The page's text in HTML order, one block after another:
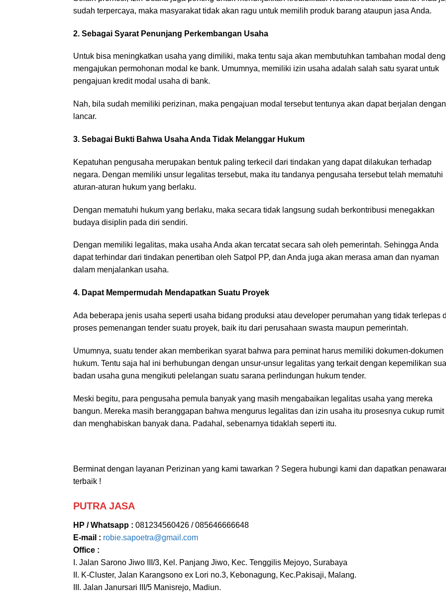
sudah terpercaya, maka masyarakat tidak akan ragu untuk memilih produk barang ataupun jasa Anda.
2. Sebagai Syarat Penunjang Perkembangan Usaha
Untuk bisa meningkatkan usaha yang dimiliki, maka tentu saja akan membutuhkan tambahan modal
mengajukan permohonan modal ke bank. Umumnya, memiliki izin usaha adalah salah satu syarat untuk
pengajuan kredit modal usaha di bank.
Nah, bila sudah memiliki perizinan, maka pengajuan modal tersebut tentunya akan dapat berjalan dengan
lancar.
3. Sebagai Bukti Bahwa Usaha Anda Tidak Melanggar Hukum
Kepatuhan pengusaha merupakan bentuk paling terkecil dari tindakan yang dapat dilakukan terhadap
negara. Dengan memiliki unsur legalitas tersebut, maka itu tandanya pengusaha tersebut telah mematuhi
aturan-aturan hukum yang berlaku.
Dengan mematuhi hukum yang berlaku, maka secara tidak langsung sudah berkontribusi menegakkan
budaya disiplin pada diri sendiri.
Dengan memiliki legalitas, maka usaha Anda akan tercatat secara sah oleh pemerintah. Sehingga Anda
dapat terhindar dari tindakan penertiban oleh Satpol PP, dan Anda juga akan merasa aman dan nyaman
dalam menjalankan usaha.
4. Dapat Mempermudah Mendapatkan Suatu Proyek
Ada beberapa jenis usaha seperti usaha bidang produksi atau developer perumahan yang tidak terlepas
proses pemenangan tender suatu proyek, baik itu dari perusahaan swasta maupun pemerintah.
Umumnya, suatu tender akan memberikan syarat bahwa para peminat harus memiliki dokumen-dokumen
hukum. Tentu saja hal ini berhubungan dengan unsur-unsur legalitas yang terkait dengan kepemilikan
badan usaha guna mengikuti pelelangan suatu sarana perlindungan hukum tender.
Meski begitu, para pengusaha pemula banyak yang masih mengabaikan legalitas usaha yang mereka
bangun. Mereka masih beranggapan bahwa mengurus legalitas dan izin usaha itu prosesnya cukup rumit
dan menghabiskan banyak dana. Padahal, sebenarnya tidaklah seperti itu.
Berminat dengan layanan Perizinan yang kami tawarkan ? Segera hubungi kami dan dapatkan
terbaik !
PUTRA JASA
HP / Whatsapp : 081234560426 / 085646666648
E-mail : robie.sapoetra@gmail.com
Office :
I. Jalan Sarono Jiwo III/3, Kel. Panjang Jiwo, Kec. Tenggilis Mejoyo, Surabaya
II. K-Cluster, Jalan Karangsono ex Lori no.3, Kebonagung, Kec.Pakisaji, Malang.
III. Jalan Janursari III/5 Manisrejo, Madiun.